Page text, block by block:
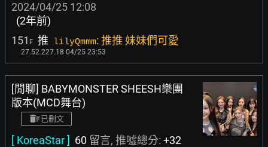
2024/04/25 12:08
(2年前)
151 F 推 lilyQmmm: 推推 妹妹們可愛
27.52.227.18 04/25 23:53
[閒聊] BABYMONSTER SHEESH樂團
版本(MCD舞台)
已刪文
[ KoreaStar ] 60 留言, 推噓總分: +32